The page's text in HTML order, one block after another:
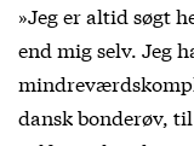
»Jeg er altid søgt
end mig selv. Jeg
dansk bonderøv,